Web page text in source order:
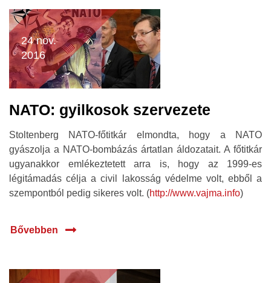
24 nov.
2016
NATO: gyilkosok szervezete
Stoltenberg NATO-főtitkár elmondta, hogy a NATO
gyászolja a NATO-bombázás ártatlan áldozatait. A főtitkár
ugyanakkor emlékeztetett arra is, hogy az 1999-es
légitámadás célja a civil lakosság védelme volt, ebből a
szempontból pedig sikeres volt. (http://www.vajma.info)
Bővebben